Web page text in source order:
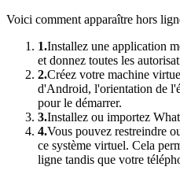
Voici comment apparaître hors
1.Installez une application
et donnez toutes les
2.Créez votre machine
d'Android, l'orientation de
pour le démarrer.
3.Installez ou importez
4.Vous pouvez restreindre
ce système virtuel. Cela
ligne tandis que votre